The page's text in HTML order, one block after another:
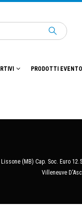
PRODOTTI EVENTO
(MB) Cap. Soc. Euro
Villeneuve